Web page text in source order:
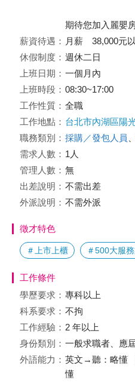
期待您加入麗嬰
薪資待遇： 月薪 38,000元
休假制度： 週休二日
上班日期： 一個月內
上班時段： 08:30~17:00
工作性質： 全職
工作地點： 台北市內湖區陽
職務類別： 採購／發包人員
需求人數： 1人
管理人數： 無
出差說明： 不需出差
外派說明： 不需外派
徵才特色
＃上市上櫃 ＃500大服
工作條件
學歷要求： 專科以上
科系要求： 不拘
工作經驗： 2 年以上
身份類別： 一般求職者、應
外語能力： 英文→聽：略
懂